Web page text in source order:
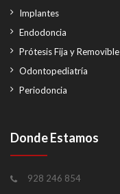
Implantes
Endodoncia
Prótesis Fija y Removible
Odontopediatría
Periodoncia
Donde Estamos
928 246 854